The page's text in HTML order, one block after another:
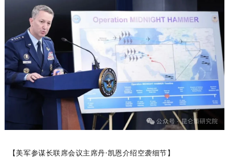
【美军参谋长联席会议主席丹·凯恩介绍空袭细节】